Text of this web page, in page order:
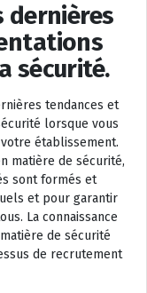
dernières
sécurité.
tendances et
lorsque vous
établissement.
matière de sécurité,
sont formés et
et pour garantir
La connaissance
de sécurité
de recrutement